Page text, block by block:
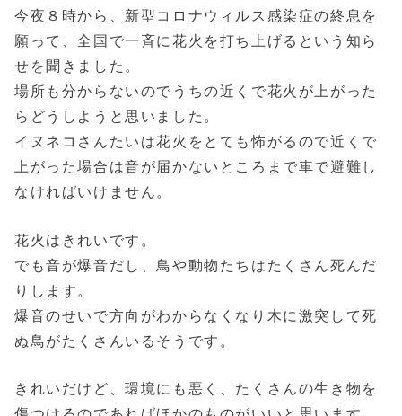
今夜８時から、新型コロナウィルス感染症の終息を
願って、全国で一斉に花火を打ち上げるという知ら
せを聞きました。
場所も分からないのでうちの近くで花火が上がった
らどうしようと思いました。
イヌネコさんたいは花火をとても怖がるので近くで
上がった場合は音が届かないところまで車で避難し
なければいけません。
花火はきれいです。
でも音が爆音だし、鳥や動物たちはたくさん死んだ
りします。
爆音のせいで方向がわからなくなり木に激突して死
ぬ鳥がたくさんいるそうです。
きれいだけど、環境にも悪く、たくさんの生き物を